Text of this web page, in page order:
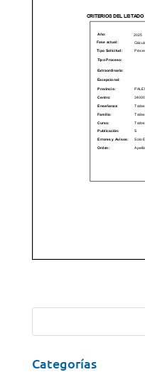
Categorías